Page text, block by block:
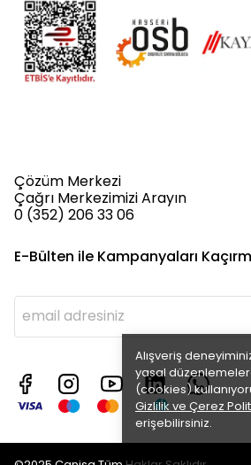
Alışveriş
yasal
(cookies)
Gizlilik ve Çerez
erişebilirsiniz.
Çözüm Merkezi
Çağrı Merkezimizi Arayın
0 (352) 206 33 06
E-Bülten ile Kampanyaları